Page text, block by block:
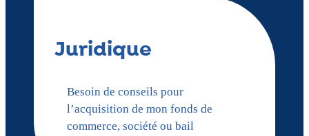
Juridique
Besoin de conseils pour
l’acquisition de mon fonds de
commerce, société ou bail